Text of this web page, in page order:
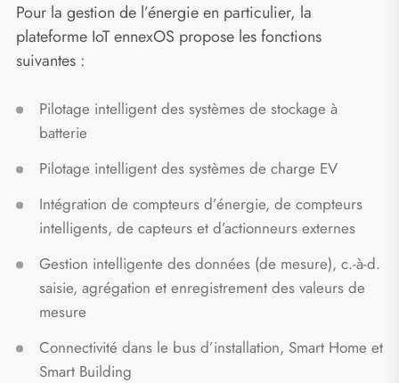
Pour la gestion de l’énergie en particulier, la
plateforme IoT ennexOS propose les fonctions
suivantes :
Pilotage intelligent des systèmes de stockage à
batterie
Pilotage intelligent des systèmes de charge EV
Intégration de compteurs d’énergie, de compteurs
intelligents, de capteurs et d’actionneurs externes
Gestion intelligente des données (de mesure), c.-à-d.
saisie, agrégation et enregistrement des valeurs de
mesure
Connectivité dans le bus d’installation, Smart Home et
Smart Building